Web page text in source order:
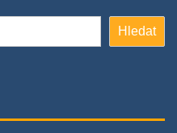
Hledat